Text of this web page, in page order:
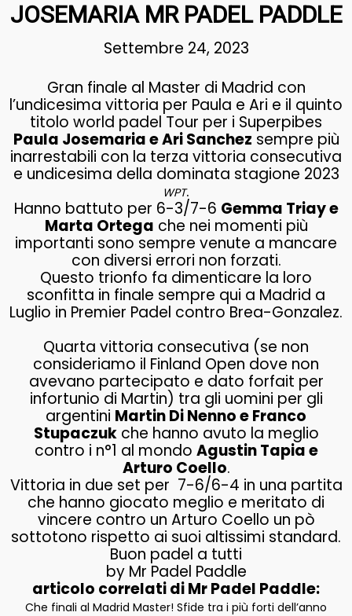
JOSEMARIA MR PADEL PADDLE
Settembre 24, 2023
Gran finale al Master di Madrid con
l’undicesima vittoria per Paula e Ari e il quinto
titolo world padel Tour per i Superpibes
Paula Josemaria e Ari Sanchez sempre più
inarrestabili con la terza vittoria consecutiva
e undicesima della dominata stagione 2023
WPT.
Hanno battuto per 6-3/7-6 Gemma Triay e
Marta Ortega che nei momenti più
importanti sono sempre venute a mancare
con diversi errori non forzati.
Questo trionfo fa dimenticare la loro
sconfitta in finale sempre qui a Madrid a
Luglio in Premier Padel contro Brea-Gonzalez.
Quarta vittoria consecutiva (se non
consideriamo il Finland Open dove non
avevano partecipato e dato forfait per
infortunio di Martin) tra gli uomini per gli
argentini Martin Di Nenno e Franco
Stupaczukche hanno avuto la meglio
contro i n°1 al mondo Agustin Tapia e
Arturo Coello.
Vittoria in due set per 7-6/6-4 in una partita
che hanno giocato meglio e meritato di
vincere contro un Arturo Coello un pò
sottotono rispetto ai suoi altissimi standard.
Buon padel a tutti
by Mr Padel Paddle
articolo correlati di Mr Padel Paddle:
Che finali al Madrid Master! Sfide tra i più forti dell’anno